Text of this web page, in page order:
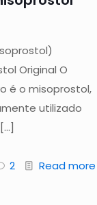
Original O
é o misoprostol,
utilizado
[…]
2 Read more